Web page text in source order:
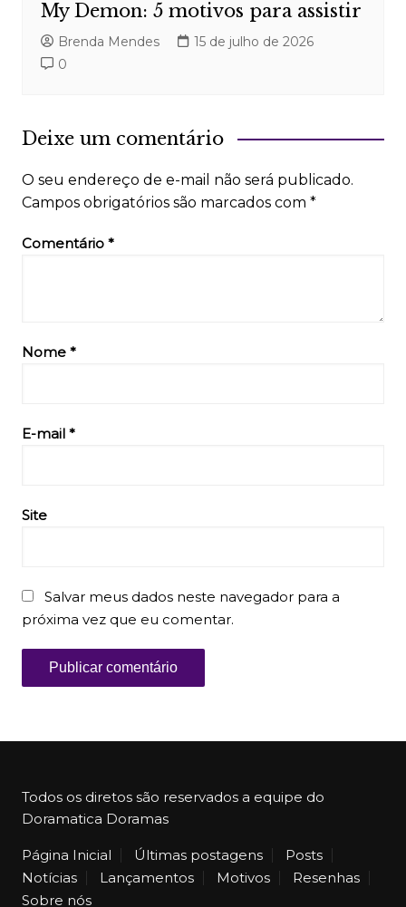
My Demon: 5 motivos para assistir
Brenda Mendes
15 de julho de 2026
0
Deixe um comentário
O seu endereço de e-mail não será publicado.
Campos obrigatórios são marcados com *
Comentário *
Nome *
E-mail *
Site
Salvar meus dados neste navegador para a
próxima vez que eu comentar.
Todos os diretos são reservados a equipe do
Doramatica Doramas
Página Inicial Últimas postagens
Posts
Notícias
Lançamentos Motivos
Resenhas
Sobre nós